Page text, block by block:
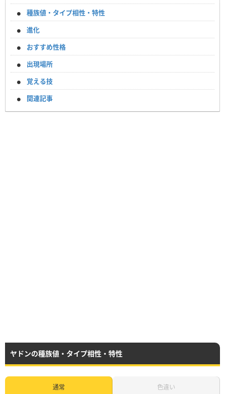
種族値・タイプ相性・特性
進化
おすすめ性格
出現場所
覚える技
関連記事
ヤドンの種族値・タイプ相性・特性
通常 色違い